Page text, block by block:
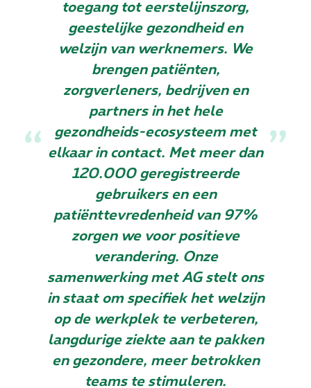
toegang tot eerstelijnszorg,
geestelijke gezondheid en
welzijn van werknemers. We
brengen patiënten,
zorgverleners, bedrijven en
partners in het hele
gezondheids-ecosysteem met
elkaar in contact. Met meer dan
120.000 geregistreerde
gebruikers en een
patiënttevredenheid van 97%
zorgen we voor positieve
verandering. Onze
samenwerking met AG stelt ons
in staat om specifiek het welzijn
op de werkplek te verbeteren,
langdurige ziekte aan te pakken
en gezondere, meer betrokken
teams te stimuleren.